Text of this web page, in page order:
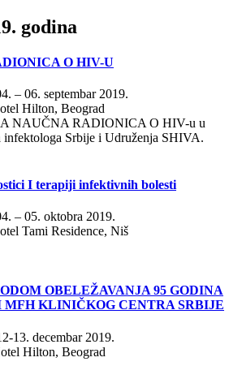
godina
O HIV-U
– 06. septembar 2019.
Hilton, Beograd
NAUČNA RADIONICA O HIV-u u
infektologa Srbije i Udruženja SHIVA.
I terapiji infektivnih bolesti
– 05. oktobra 2019.
Tami Residence, Niš
OBELEŽAVANJA 95 GODINA
KLINIČKOG CENTRA SRBIJE
13. decembar 2019.
Hilton, Beograd